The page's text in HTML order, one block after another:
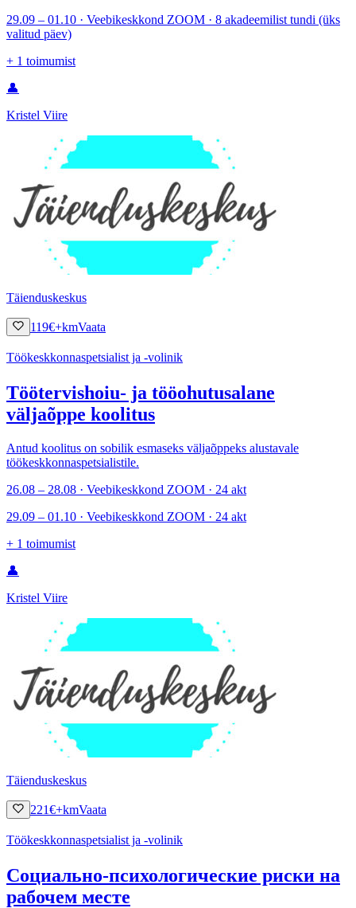
29.09 – 01.10 · Veebikeskkond ZOOM · 8 akadeemilist tundi (üks
valitud päev)
+ 1 toimumist
👤
Kristel Viire
Täienduskeskus
119€+kmVaata
Töökeskkonnaspetsialist ja -volinik
Töötervishoiu- ja tööohutusalane
väljaõppe koolitus
Antud koolitus on sobilik esmaseks väljaõppeks alustavale
töökeskkonnaspetsialistile.
26.08 – 28.08 · Veebikeskkond ZOOM · 24 akt
29.09 – 01.10 · Veebikeskkond ZOOM · 24 akt
+ 1 toimumist
👤
Kristel Viire
Täienduskeskus
221€+kmVaata
Töökeskkonnaspetsialist ja -volinik
Социально-психологические риски на
рабочем месте